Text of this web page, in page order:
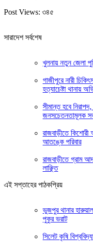
Post Views: ৩৪৫
সারাদেশ সর্বশেষ
খুলনায় নতুন জেলা
গাজীপুরে নারী
হত্যাচেষ্টা থানায়
সীমান্ত হবে
জনসচেতনতামূলক
রাজবাড়ীতে কিশোরী
আতঙ্কে পরিবার
রাজবাড়ীতে গ্রাম
লাঞ্ছিত
এই সপ্তাহের পাঠকপ্রিয়
ভুজপুর থানার
পুকুর ভরাট
সিলেট কৃষি